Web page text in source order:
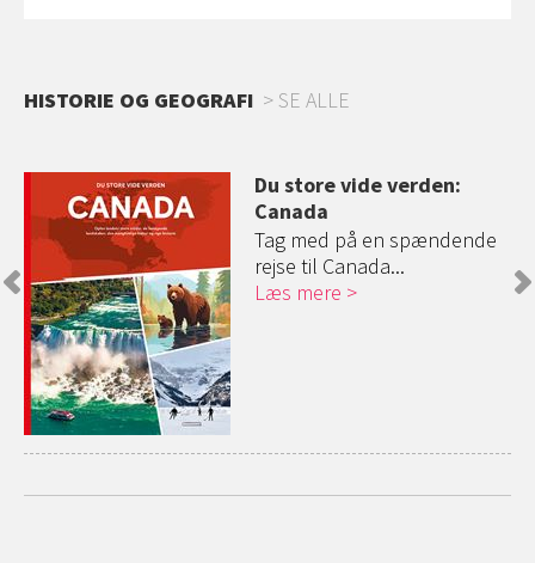
HISTORIE OG GEOGRAFI SE ALLE
Du store vide verden:
Canada
Tag med på en spændende
rejse til Canada...
Læs mere